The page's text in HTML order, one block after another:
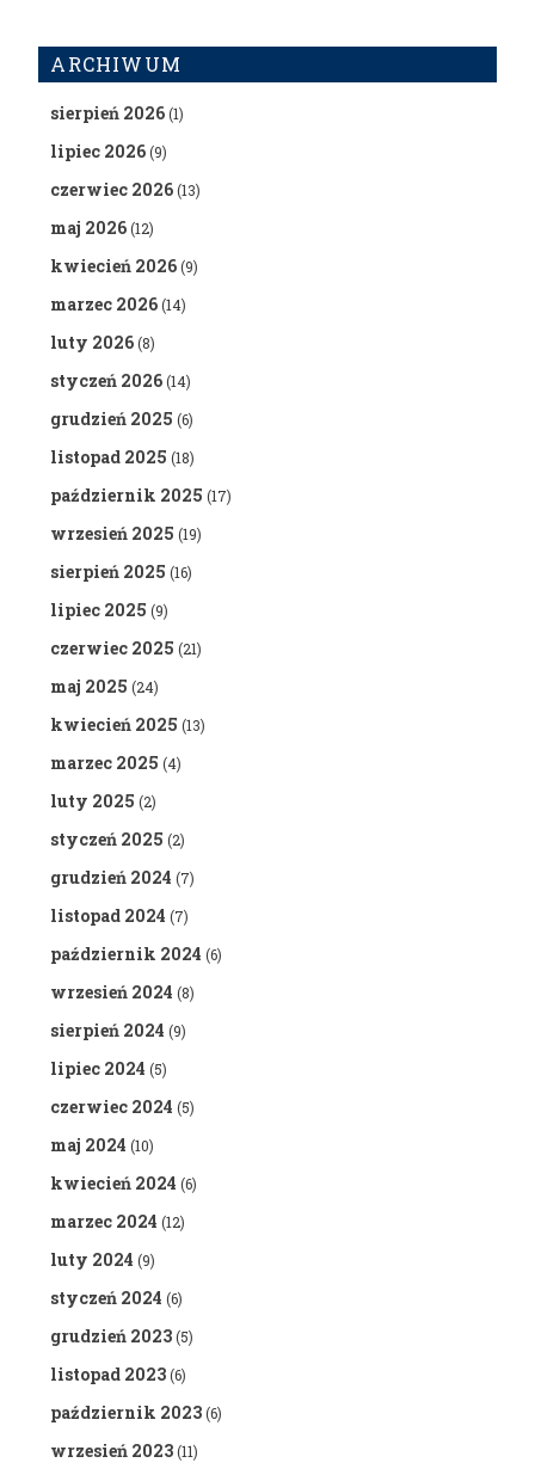
ARCHIWUM
sierpień 2026(1)
lipiec 2026(9)
czerwiec 2026(13)
maj 2026(12)
kwiecień 2026(9)
marzec 2026(14)
luty 2026(8)
styczeń 2026(14)
grudzień 2025 (6)
listopad 2025 (18)
październik 2025 (17)
wrzesień 2025 (19)
sierpień 2025 (16)
lipiec 2025 (9)
czerwiec 2025 (21)
maj 2025 (24)
kwiecień 2025 (13)
marzec 2025 (4)
luty 2025 (2)
styczeń 2025 (2)
grudzień 2024 (7)
listopad 2024 (7)
październik 2024 (6)
wrzesień 2024 (8)
sierpień 2024 (9)
lipiec 2024 (5)
czerwiec 2024 (5)
maj 2024 (10)
kwiecień 2024 (6)
marzec 2024 (12)
luty 2024 (9)
styczeń 2024 (6)
grudzień 2023(5)
listopad 2023(6)
październik 2023(6)
wrzesień 2023(11)